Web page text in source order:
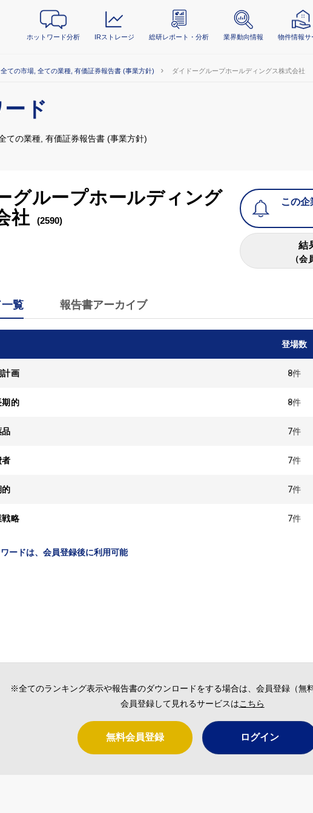
ホットワード分析 IRストレージ 総研レポート・分析 業界動向情報 物件情報サ
内
ての市場, 全ての業種, 有価証券報告書 (事業方針) ダイドーグループホールディングス株式会社
ド
ての業種, 有価証券報告書 (事業方針)
グループホールディング
社
(2590)
この
結
（
覧 報告書アーカイブ
登場数
計画 8件
期的 8件
品 7件
者 7件
的 7件
戦略 7件
ードは、会員登録後に利用可能
※全てのランキング表示や報告書のダウンロードをする場合は、会員登録（無
会員登録して見れるサービスはこちら
無料会員登録 ログイン